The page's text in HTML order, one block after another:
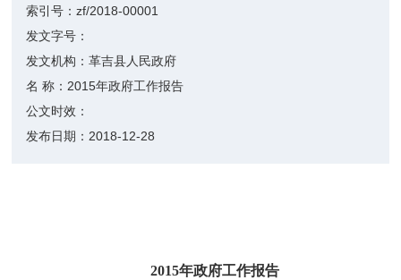
索引号：zf/2018-00001
发文字号：
发文机构：革吉县人民政府
名 称： 2015年政府工作报告
公文时效：
发布日期： 2018-12-28
2015年政府工作报告